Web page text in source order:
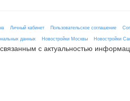
Личный кабинет Пользовательское соглашение
данных
Новостройки Москвы Новостройки
с актуальностью